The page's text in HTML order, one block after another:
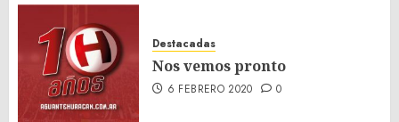
Destacadas
Nos vemos pronto
6 FEBRERO 2020 0